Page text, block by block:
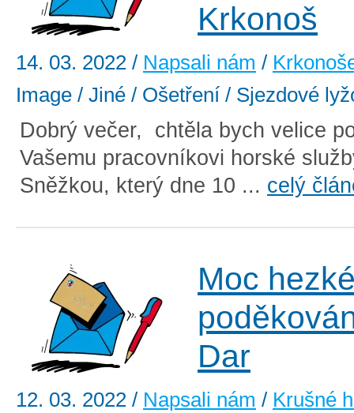
Krkonoš
14. 03. 2022 / Napsali nám /
Image / Jiné / Ošetření / Sjezdové
Dobrý večer, chtěla bych velice
Vašemu pracovníkovi horské
Sněžkou, který dne 10 ... celý
Moc
Dar
12. 03. 2022 / Napsali nám / Krušné